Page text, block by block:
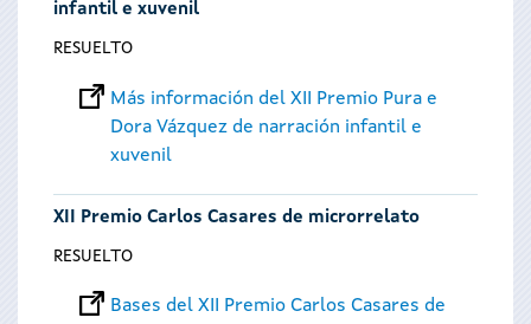
infantil e xuvenil
RESUELTO
Más información del XII Premio Pura e
Dora Vázquez de narración infantil e
xuvenil
XII Premio Carlos Casares de microrrelato
RESUELTO
Bases del XII Premio Carlos Casares de